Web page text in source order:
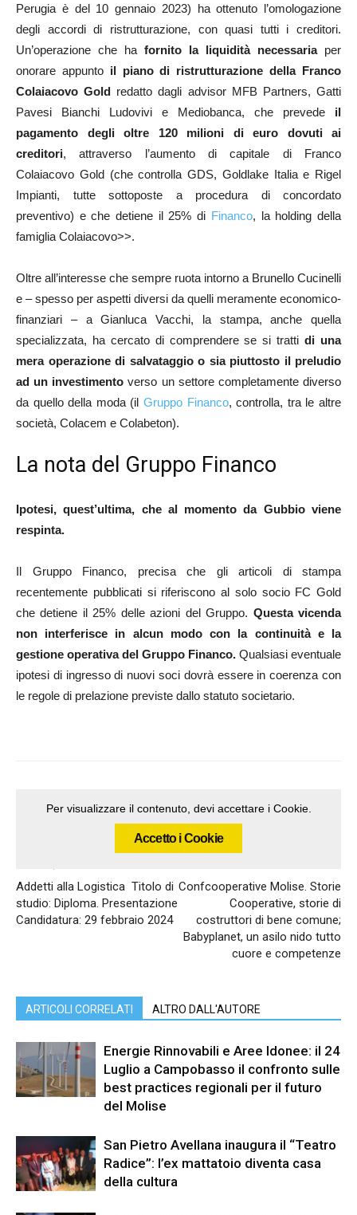
Perugia è del 10 gennaio 2023) ha ottenuto l’omologazione
degli accordi di ristrutturazione, con quasi tutti i creditori.
Un’operazione che ha fornito la liquidità necessariaper
onorare appunto il piano di ristrutturazione della Franco
Colaiacovo Gold redatto dagli advisor MFB Partners, Gatti
Pavesi Bianchi Ludovivi e Mediobanca, che prevede il
pagamento degli oltre 120 milioni di euro dovuti ai
creditori, attraverso l’aumento di capitale di Franco
Colaiacovo Gold (che controlla GDS, Goldlake Italia e Rigel
Impianti, tutte sottoposte a procedura di concordato
preventivo) e che detiene il 25% di Financo, la holding della
famiglia Colaiacovo>>.
Oltre all’interesse che sempre ruota intorno a Brunello Cucinelli
e – spesso per aspetti diversi da quelli meramente economico-
finanziari – a Gianluca Vacchi, la stampa, anche quella
specializzata, ha cercato di comprendere se si trattidi una
mera operazione di salvataggio o sia piuttosto il preludio
ad un investimentoverso un settore completamente diverso
da quello della moda (il Gruppo Financo, controlla, tra le altre
società, Colacem e Colabeton).
La nota del Gruppo Financo
Ipotesi, quest’ultima, che al momento da Gubbio viene
respinta.
Il Gruppo Financo, precisa che gli articoli di stampa
recentemente pubblicati si riferiscono al solo socio FC Gold
che detiene il 25% delle azioni del Gruppo. Questa vicenda
non interferisce in alcun modo con la continuità e la
gestione operativa del Gruppo Financo. Qualsiasi eventuale
ipotesi di ingresso di nuovi soci dovrà essere in coerenza con
le regole di prelazione previste dallo statuto societario.
Per visualizzare il contenuto, devi accettare i Cookie.
Accetto i Cookie
Addetti alla Logistica Titolo di
studio: Diploma. Presentazione
Candidatura: 29 febbraio 2024
Confcooperative Molise. Storie
Cooperative, storie di
costruttori di bene comune;
Babyplanet, un asilo nido tutto
cuore e competenze
ARTICOLI CORRELATI ALTRO DALL'AUTORE
Energie Rinnovabili e Aree Idonee: il 24
Luglio a Campobasso il confronto sulle
best practices regionali per il futuro
del Molise
San Pietro Avellana inaugura il “Teatro
Radice”: l’ex mattatoio diventa casa
della cultura